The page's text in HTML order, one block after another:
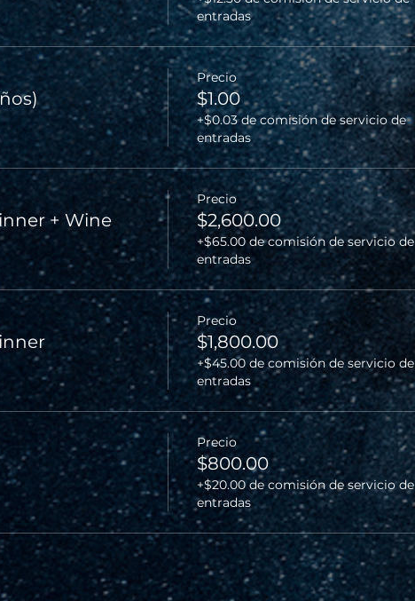
entradas
Precio
$1.00
+$0.03 de comisión de servicio de
entradas
+ Wine
Precio
$2,600.00
+$65.00 de comisión de servicio de
entradas
Precio
$1,800.00
+$45.00 de comisión de servicio de
entradas
Precio
$800.00
+$20.00 de comisión de servicio de
entradas